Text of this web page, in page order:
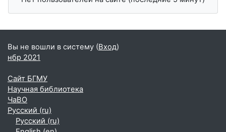
Вы не вошли в систему (Вход)
нбр 2021
Сайт БГМУ
Научная библиотека
ЧаВО
Русский ‎(ru)‎
Русский ‎(ru)‎